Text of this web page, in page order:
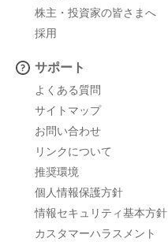
株主・投資家の皆さまへ
採用
サポート
よくある質問
サイトマップ
お問い合わせ
リンクについて
推奨環境
個人情報保護方針
情報セキュリティ基本方針
カスタマーハラスメント